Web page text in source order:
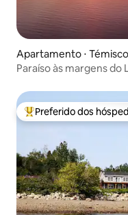
Apartamento ⋅
Paraíso às margens do
Entre os melhores
Preferido dos